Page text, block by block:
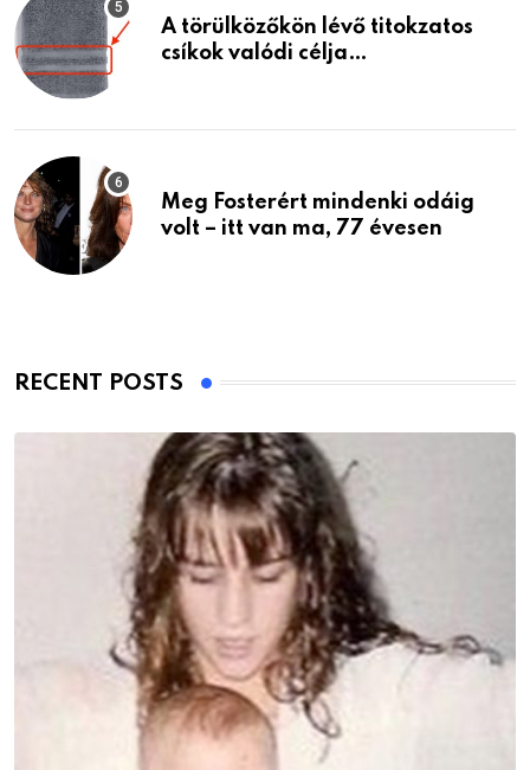
A törülközőkön lévő titokzatos
csíkok valódi célja…
Meg Fosterért mindenki odáig
volt – itt van ma, 77 évesen
RECENT POSTS